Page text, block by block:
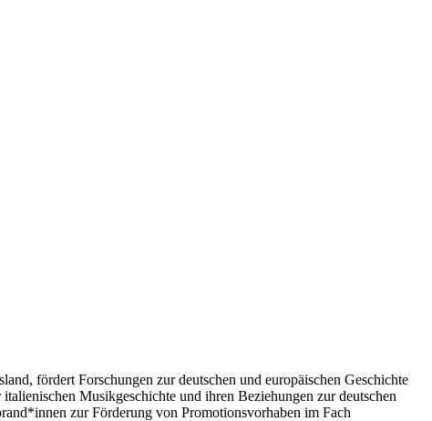
fördert Forschungen zur deutschen und europäischen Geschichte
Musikgeschichte und ihren Beziehungen zur deutschen
zur Förderung von Promotionsvorhaben im Fach